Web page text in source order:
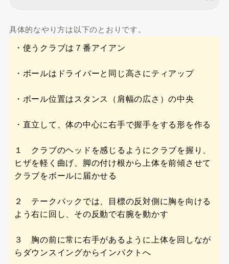
具体的なやり方は以下のとおりです。
・使うクラブは７番アイアン
・ボールはドライバーと同じ高さにティアップ
・ボール位置はスタンス（肩幅の広さ）の中央
・直立して、体の中心に右手で握手をする形を作る
１ クラブのヘッドを感じるようにクラブを握り、
ヒザを軽く曲げ、脚の付け根から上体を前傾させて
クラブをボールに届かせる
２ テークバックでは、目標の反対側に胸を向ける
よう右に回し、その反動で右腕を動かす
３ 胸の前に常に右手があるように上体を回しなが
らダウンスイングからインパクトへ